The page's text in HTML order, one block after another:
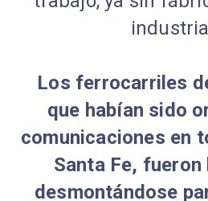
Los ferrocarriles
que habían sido
comunicaciones en
Santa Fe,
desmontándose